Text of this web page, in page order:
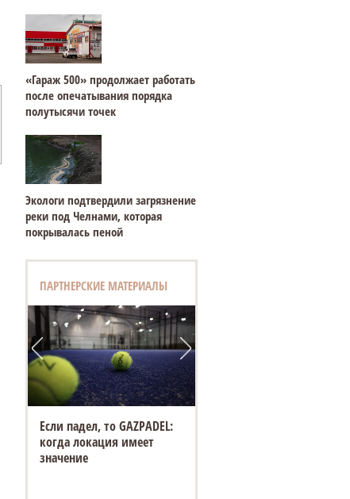
«Гараж 500» продолжает работать
после опечатывания порядка
полутысячи точек
Экологи подтвердили загрязнение
реки под Челнами, которая
покрывалась пеной
ПАРТНЕРСКИЕ МАТЕРИАЛЫ
Если падел, то GAZPADEL:
когда локация имеет
значение